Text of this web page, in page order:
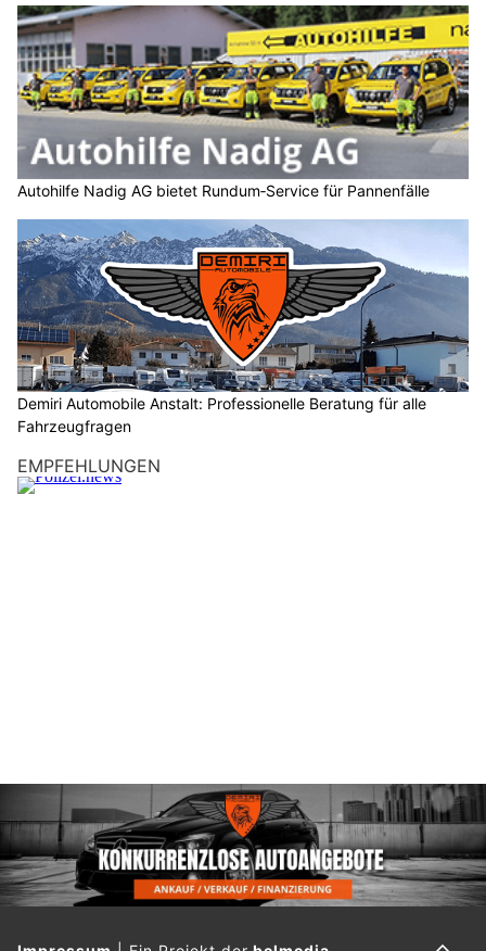
Autohilfe Nadig AG bietet Rundum‑Service für Pannenfälle
Demiri Automobile Anstalt: Professionelle Beratung für alle
Fahrzeugfragen
EMPFEHLUNGEN